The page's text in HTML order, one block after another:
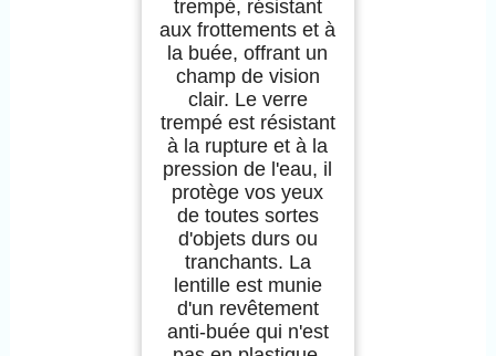
Canaux Unisexe
trempé, résistant
aux frottements et à
la buée, offrant un
champ de vision
clair. Le verre
trempé est résistant
à la rupture et à la
pression de l'eau, il
protège vos yeux
de toutes sortes
d'objets durs ou
tranchants. La
lentille est munie
d'un revêtement
anti-buée qui n'est